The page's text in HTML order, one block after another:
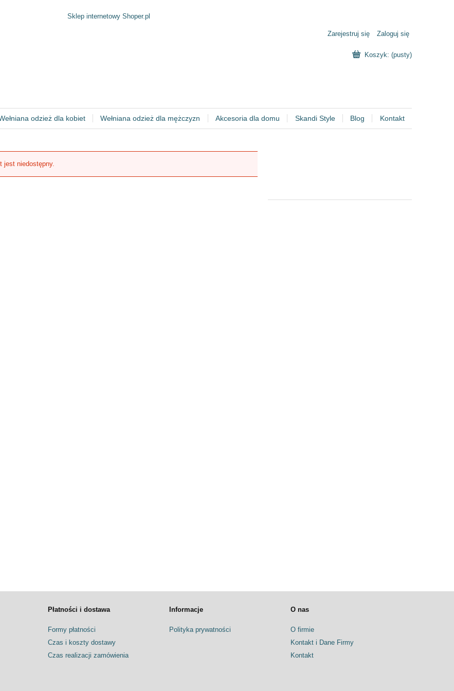
Sklep internetowy Shoper.pl
Zarejestruj się Zaloguj się
Koszyk: (pusty)
odzież dla kobiet Wełniana odzież dla mężczyzn Akcesoria dla domu Skandi Style Blog Kontakt
jest niedostępny.
Płatności i dostawa
Formy płatności
Czas i koszty dostawy
Czas realizacji zamówienia
Informacje
Polityka prywatności
O nas
O firmie
Kontakt i Dane Firmy
Kontakt